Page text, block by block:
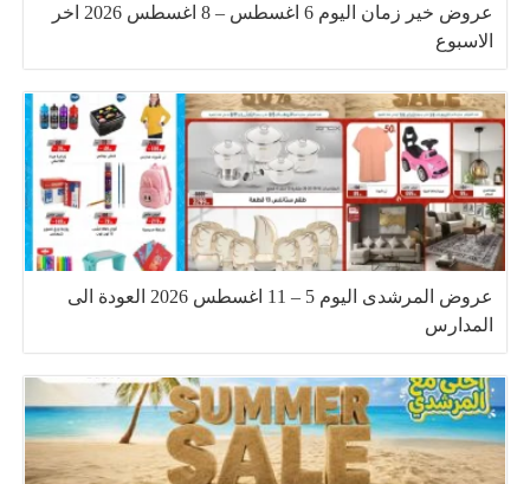
عروض خير زمان اليوم 6 اغسطس – 8 اغسطس 2026 اخر
الاسبوع
عروض المرشدى اليوم 5 – 11 اغسطس 2026 العودة الى
المدارس